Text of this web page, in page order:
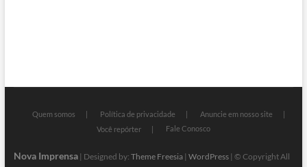
Quem somos Política de privacidade
Anuncie em nosso site
Você repórter
Fale Conosco
Nova Imprensa| Designed by: Theme Freesia| WordPress| © Copyright All